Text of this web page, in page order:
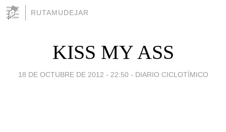
RUTAMUDEJAR
KISS MY ASS
18 DE OCTUBRE DE 2012 - 22:50 - DIARIO CICLOTÍMICO